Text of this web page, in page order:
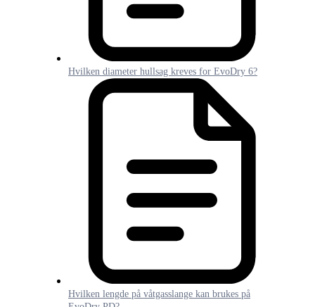
Hvilken diameter hullsag kreves for EvoDry 6?
Hvilken lengde på våtgasslange kan brukes på